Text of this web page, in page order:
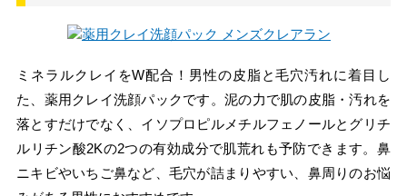
ミネラルクレイをW配合！男性の皮脂と毛穴汚れに着目し
た、薬用クレイ洗顔パックです。泥の力で肌の皮脂・汚れを
落とすだけでなく、イソプロピルメチルフェノールとグリチ
ルリチン酸2Kの2つの有効成分で肌荒れも予防できます。鼻
ニキビやいちご鼻など、毛穴が詰まりやすい、鼻周りのお悩